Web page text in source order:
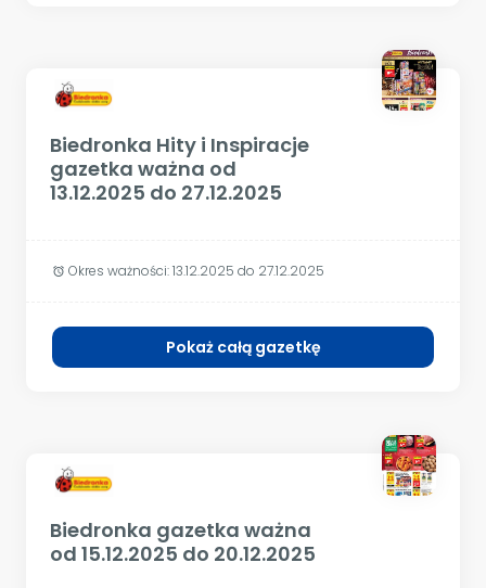
Biedronka Hity i Inspiracje
gazetka ważna od
13.12.2025 do 27.12.2025
alarm Okres ważności:13.12.2025 do 27.12.2025
Pokaż całą gazetkę
Biedronka gazetka ważna
od 15.12.2025 do 20.12.2025